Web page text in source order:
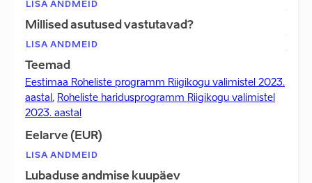
LISA ANDMEID
Millised asutused vastutavad?
LISA ANDMEID
Teemad
Eestimaa Roheliste programm Riigikogu valimistel 2023.
aastal , Roheliste haridusprogramm Riigikogu valimistel
2023. aastal
Eelarve (EUR)
LISA ANDMEID
Lubaduse andmise kuupäev